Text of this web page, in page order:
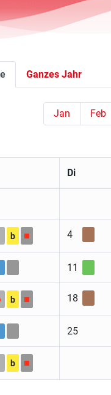
Ganzes Jahr
Jan Feb
Di
b ■ 4
11
b ■ 18
25
b ■